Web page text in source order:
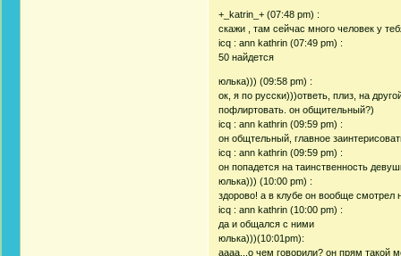
+_katrin_+ (07:48 pm) :
скажи , там сейчас много человек у
icq : ann kathrin (07:49 pm) :
50 найдется
юлька))) (09:58 pm) :
ок, я по русски)))ответь, плиз, на
пофлиртовать. он общительный?)
icq : ann kathrin (09:59 pm) :
он общтельный, главное
icq : ann kathrin (09:59 pm) :
он попадется на таинственность
юлька))) (10:00 pm) :
здорово! а в клубе он вообще смотрел
icq : ann kathrin (10:00 pm) :
да и общался с ними
юлька)))(10:01pm):
аааа...о чем говорили? он прям такой